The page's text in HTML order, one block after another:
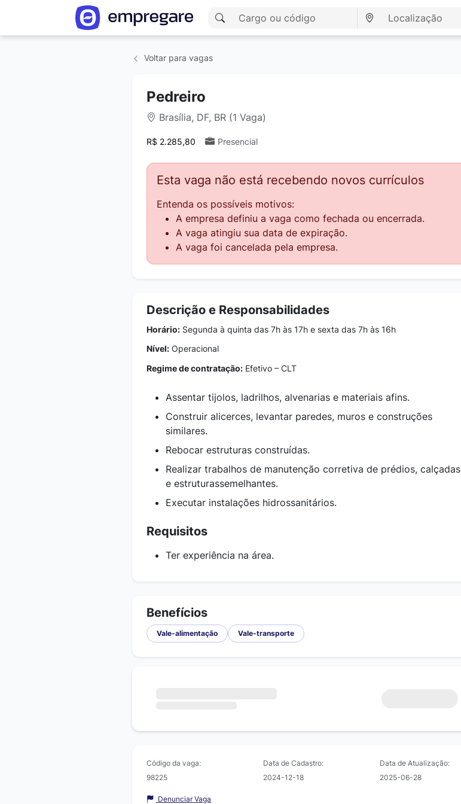
Voltar para vagas
Pedreiro
Brasília, DF, BR (1 Vaga)
R$ 2.285,80 Presencial
Esta vaga não está recebendo novos currículos
Entenda os possíveis motivos:
A empresa definiu a vaga como fechada ou encerrada.
A vaga atingiu sua data de expiração.
A vaga foi cancelada pela empresa.
Descrição e Responsabilidades
Horário: Segunda à quinta das 7h às 17h e sexta das 7h às 16h
Nível: Operacional
Regime de contratação: Efetivo – CLT
Assentar tijolos, ladrilhos, alvenarias e materiais afins.
Construir alicerces, levantar paredes, muros e construções
similares.
Rebocar estruturas construídas.
Realizar trabalhos de manutenção corretiva de prédios, calçadas
e estruturassemelhantes.
Executar instalações hidrossanitários.
Requisitos
Ter experiência na área.
Benefícios
Vale-alimentação Vale-transporte
Código da vaga:
98225
Data de Cadastro:
2024-12-18
Data de Atualização:
2025-06-28
Denunciar Vaga